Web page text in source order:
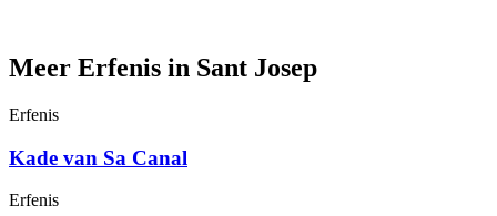
Meer Erfenis in Sant Josep
Erfenis
Kade van Sa Canal
Erfenis